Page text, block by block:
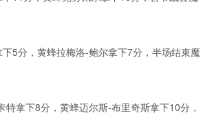
5分，黄蜂拉梅洛-鲍尔拿下7分，半场结束魔
特拿下8分，黄蜂迈尔斯-布里奇斯拿下10分，